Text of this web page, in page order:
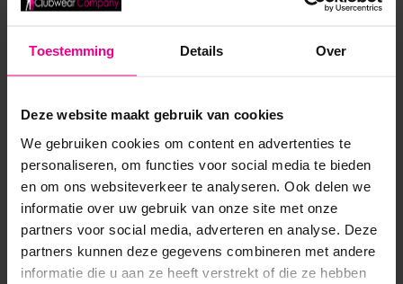
Toestemming Details Over
Deze website maakt gebruik van cookies
We gebruiken cookies om content en advertenties te
personaliseren, om functies voor social media te bieden
en om ons websiteverkeer te analyseren. Ook delen we
informatie over uw gebruik van onze site met onze
partners voor social media, adverteren en analyse. Deze
partners kunnen deze gegevens combineren met andere
informatie die u aan ze heeft verstrekt of die ze hebben
BLACK SECRET – OPEN KRUIS PANTY BS106 – ZWART
ANDERE MENSEN BEKEKEN OOK: